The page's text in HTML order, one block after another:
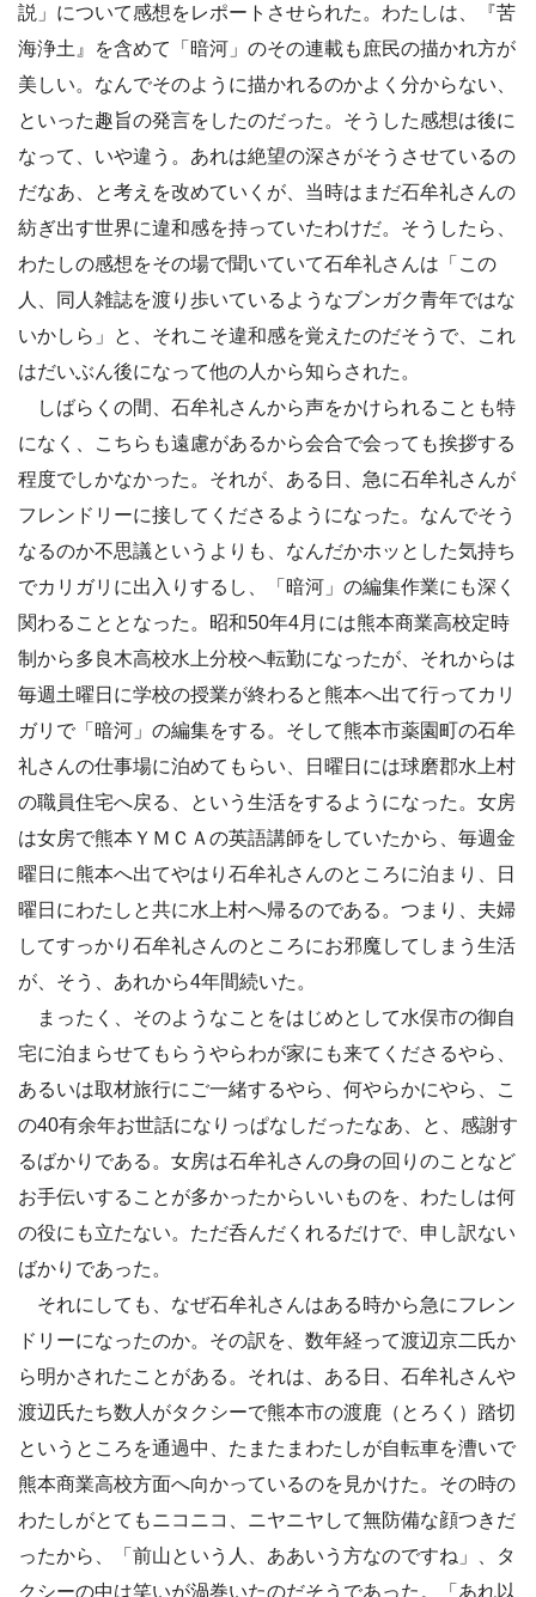
説」について感想をレポートさせられた。わたしは、『苦
海浄土』を含めて「暗河」のその連載も庶民の描かれ方が
美しい。なんでそのように描かれるのかよく分からない、
といった趣旨の発言をしたのだった。そうした感想は後に
なって、いや違う。あれは絶望の深さがそうさせているの
だなあ、と考えを改めていくが、当時はまだ石牟礼さんの
紡ぎ出す世界に違和感を持っていたわけだ。そうしたら、
わたしの感想をその場で聞いていて石牟礼さんは「この
人、同人雑誌を渡り歩いているようなブンガク青年ではな
いかしら」と、それこそ違和感を覚えたのだそうで、これ
はだいぶん後になって他の人から知らされた。
しばらくの間、石牟礼さんから声をかけられることも特
になく、こちらも遠慮があるから会合で会っても挨拶する
程度でしかなかった。それが、ある日、急に石牟礼さんが
フレンドリーに接してくださるようになった。なんでそう
なるのか不思議というよりも、なんだかホッとした気持ち
でカリガリに出入りするし、「暗河」の編集作業にも深く
関わることとなった。昭和50年4月には熊本商業高校定時
制から多良木高校水上分校へ転勤になったが、それからは
毎週土曜日に学校の授業が終わると熊本へ出て行ってカリ
ガリで「暗河」の編集をする。そして熊本市薬園町の石牟
礼さんの仕事場に泊めてもらい、日曜日には球磨郡水上村
の職員住宅へ戻る、という生活をするようになった。女房
は女房で熊本ＹＭＣＡの英語講師をしていたから、毎週金
曜日に熊本へ出てやはり石牟礼さんのところに泊まり、日
曜日にわたしと共に水上村へ帰るのである。つまり、夫婦
してすっかり石牟礼さんのところにお邪魔してしまう生活
が、そう、あれから4年間続いた。
まったく、そのようなことをはじめとして水俣市の御自
宅に泊まらせてもらうやらわが家にも来てくださるやら、
あるいは取材旅行にご一緒するやら、何やらかにやら、こ
の40有余年お世話になりっぱなしだったなあ、と、感謝す
るばかりである。女房は石牟礼さんの身の回りのことなど
お手伝いすることが多かったからいいものを、わたしは何
の役にも立たない。ただ呑んだくれるだけで、申し訳ない
ばかりであった。
それにしても、なぜ石牟礼さんはある時から急にフレン
ドリーになったのか。その訳を、数年経って渡辺京二氏か
ら明かされたことがある。それは、ある日、石牟礼さんや
渡辺氏たち数人がタクシーで熊本市の渡鹿（とろく）踏切
というところを通過中、たまたまわたしが自転車を漕いで
熊本商業高校方面へ向かっているのを見かけた。その時の
わたしがとてもニコニコ、ニヤニヤして無防備な顔つきだ
ったから、「前山という人、ああいう方なのですね」、タ
クシーの中は笑いが渦巻いたのだそうであった。「あれ以